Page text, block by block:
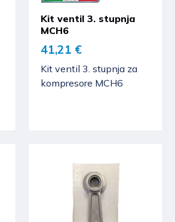
Kit ventil 3. stupnja
MCH6
41,21 €
Kit ventil 3. stupnja za
kompresore MCH6